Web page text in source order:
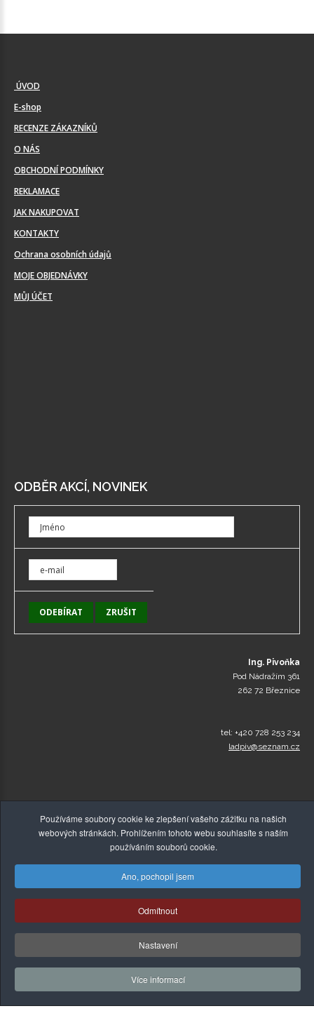
ÚVOD
E-shop
RECENZE ZÁKAZNÍKŮ
O NÁS
OBCHODNÍ PODMÍNKY
REKLAMACE
JAK NAKUPOVAT
KONTAKTY
Ochrana osobních údajů
MOJE OBJEDNÁVKY
MŮJ ÚČET
ODBĚR AKCÍ, NOVINEK
Ing. Pivoňka
Pod Nádražím 361
262 72 Březnice
tel: +420 728 253 234
ladpiv@seznam.cz
Zelenakava-Detox.cz
práva vyhrazena! |
Tvorba webových stránek,
Absolutus.cz
Používáme soubory cookie ke zlepšení vašeho zážitku na našich
webových stránkách. Prohlížením tohoto webu souhlasíte s naším
používáním souborů cookie.
Ano, pochopil jsem
Odmítnout
Nastavení
Více informací